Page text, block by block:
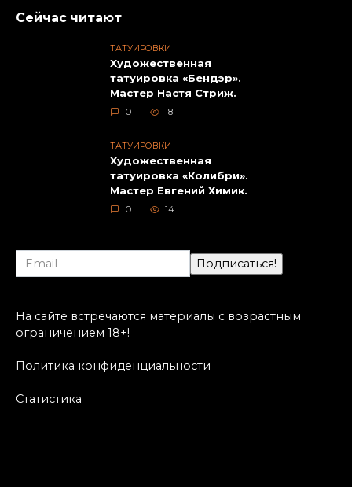
Сейчас читают
ТАТУИРОВКИ
Художественная
татуировка «Бендэр».
Мастер Настя Стриж.
0 18
ТАТУИРОВКИ
Художественная
татуировка «Колибри».
Мастер Евгений Химик.
0 14
На сайте встречаются материалы с возрастным
ограничением 18+!
Политика конфиденциальности
Статистика